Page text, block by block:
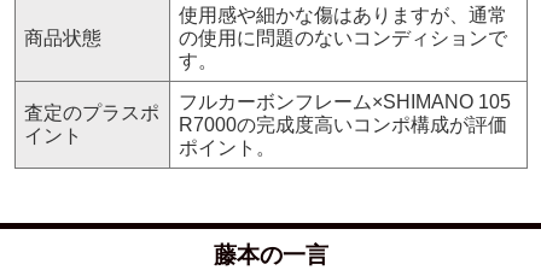
商品状態
使用感や細かな傷はありますが、通常
の使用に問題のないコンディションで
す。
査定のプラスポ
イント
フルカーボンフレーム×SHIMANO 105
R7000の完成度高いコンポ構成が評価
ポイント。
藤本の一言